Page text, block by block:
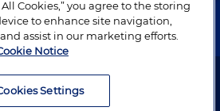
© 1996–2026 Holland & Knight LLP.
Cookies,” you agree to the storing
to enhance site navigation,
assist in our marketing efforts.
Notice
Settings